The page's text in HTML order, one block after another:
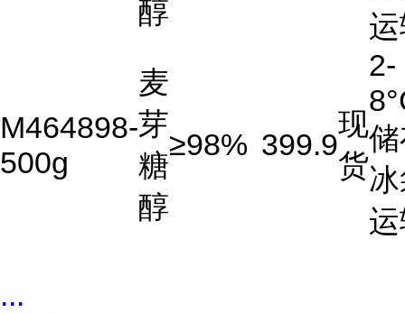
醇
M464898-
500g
麦
芽
糖
醇
≥98% 399.9
现
货
2-
...